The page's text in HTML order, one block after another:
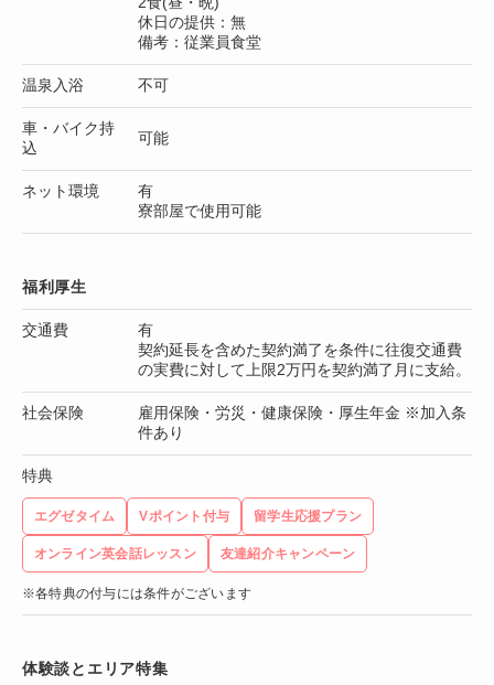
休日の提供：無
備考：従業員食堂
温泉入浴 不可
車・バイク持
込
可能
ネット環境
有
寮部屋で使用可能
福利厚生
交通費
有
契約延長を含めた契約満了を条件に往復交通費
の実費に対して上限2万円を契約満了月に支給。
社会保険
雇用保険・労災・健康保険・厚生年金 ※加入条
件あり
特典
エグゼタイム Vポイント付与 留学生応援プラン
オンライン英会話レッスン 友達紹介キャンペーン
※各特典の付与には条件がございます
体験談とエリア特集